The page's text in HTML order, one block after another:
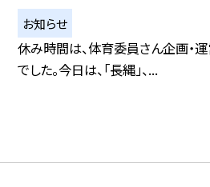
お知らせ
休み時間は、体育委員さん企画・運
でした。今日は、「長縄」、...